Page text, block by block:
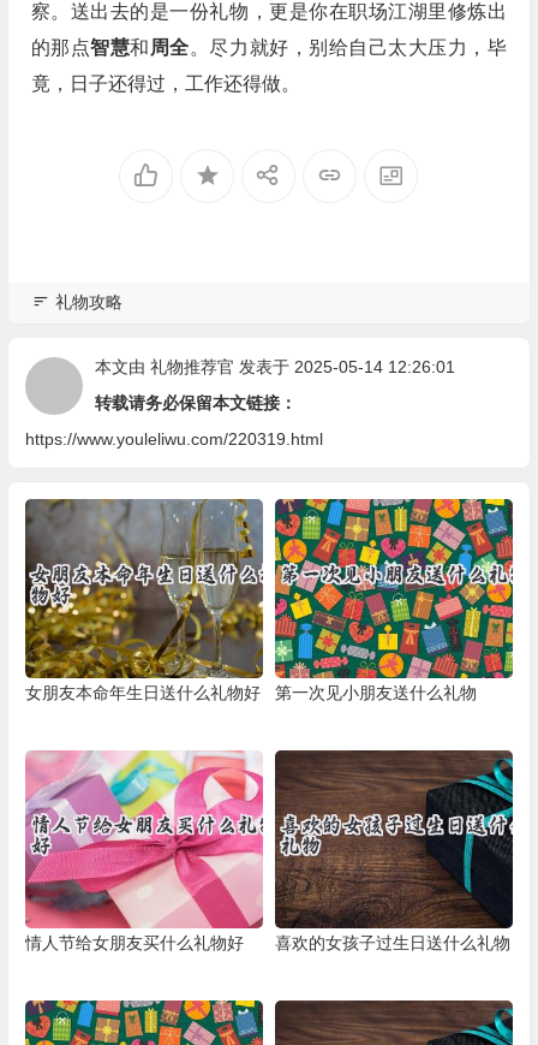
察。送出去的是一份礼物，更是你在职场江湖里修炼出
的那点智慧和 周全。尽力就好，别给自己太大压力，毕
竟，日子还得过，工作还得做。
礼物攻略
本文由 礼物推荐官 发表于 2025-05-14 12:26:01
转载请务必保留本文链接：
https://www.youleliwu.com/220319.html
女朋友本命年生日送什么礼物好 第一次见小朋友送什么礼物
情人节给女朋友买什么礼物好 喜欢的女孩子过生日送什么礼物